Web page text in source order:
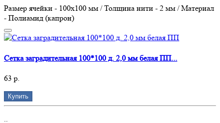
Размер ячейки - 100х100 мм / Толщина нити - 2 мм / Материал
- Полиамид (капрон)
Сетка заградительная 100*100 д. 2,0 мм белая ПП...
63 р.
Купить
..